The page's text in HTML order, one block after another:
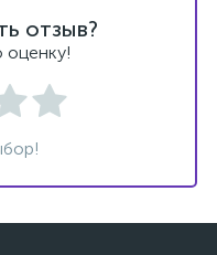
отзыв?
оценку!